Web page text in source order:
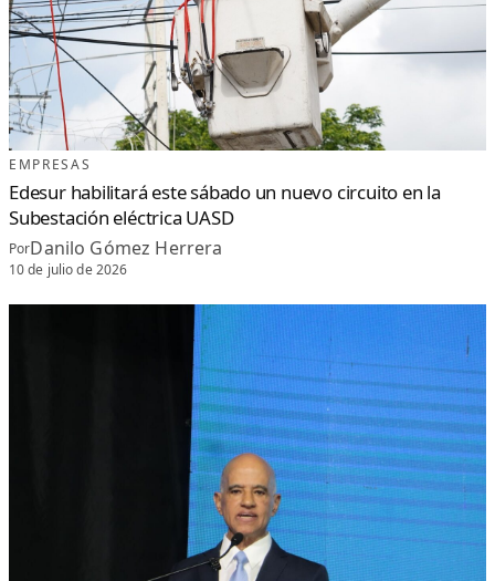
EMPRESAS
Edesur habilitará este sábado un nuevo circuito en la
Subestación eléctrica UASD
PorDanilo Gómez Herrera
10 de julio de 2026